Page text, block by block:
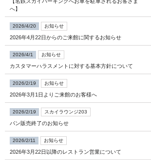
お取引様用通報窓口
ホテルパンフレット
FOLLOW US
宿泊プラン一覧
レストラン予約
へ】
2026/4/20 お知らせ
2026年4月22日からのご来館に関するお知らせ
2026/4/1 お知らせ
カスタマーハラスメントに対する基本方針について
2026/2/19 お知らせ
2026年3月1日よりご来館のお客様へ
2026/2/19 スカイラウンジ203
パン販売終了のお知らせ
2026/2/11 お知らせ
2026年3月22日以降のレストラン営業について